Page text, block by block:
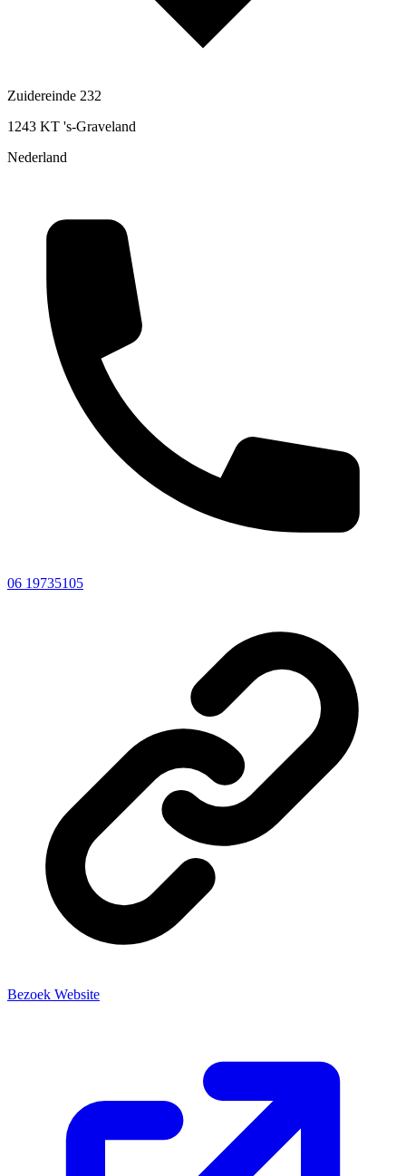
Zuidereinde 232
1243 KT 's-Graveland
Nederland
06 19735105
Bezoek Website